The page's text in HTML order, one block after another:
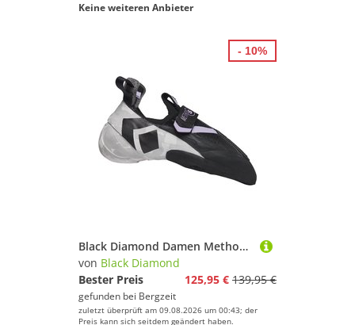
Keine weiteren Anbieter
Black Diamond Damen Method S Climbing Schuhe
von Black Diamond
Bester Preis
125,95 € 139,95 €
gefunden bei Bergzeit
zuletzt überprüft am 09.08.2026 um 00:43; der
Preis kann sich seitdem geändert haben.
- 10%